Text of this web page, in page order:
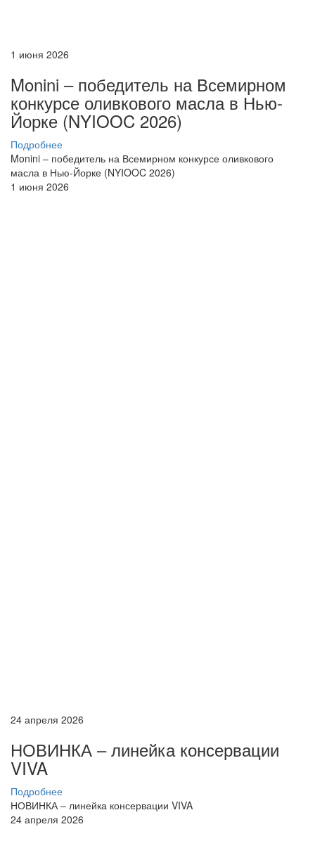
1 июня 2026
Monini – победитель на Всемирном
конкурсе оливкового масла в Нью-
Йорке (NYIOOC 2026)
Подробнее
Monini – победитель на Всемирном конкурсе оливкового
масла в Нью-Йорке (NYIOOC 2026)
1 июня 2026
24 апреля 2026
НОВИНКА – линейка консервации
VIVA
Подробнее
НОВИНКА – линейка консервации VIVA
24 апреля 2026